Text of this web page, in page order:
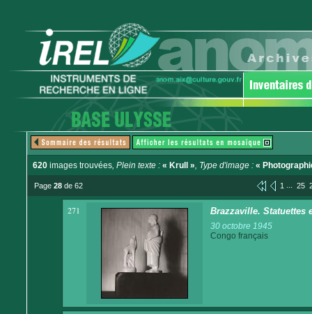
620 images trouvées, Plein texte : « Krull », Type d'image : «
Page 28 de 62 1 ... 25
271 Brazzaville. Statuettes
30 octobre 1945
Congo français